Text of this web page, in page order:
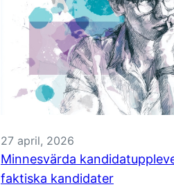
27 april, 2026
Minnesvärda
faktiska kandidater